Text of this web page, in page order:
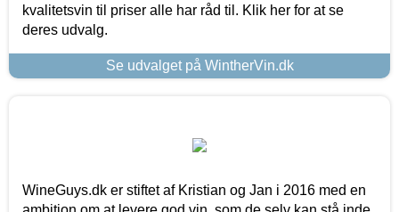
kvalitetsvin til priser alle har råd til. Klik her for at se
deres udvalg.
Se udvalget på WintherVin.dk
WineGuys.dk er stiftet af Kristian og Jan i 2016 med en